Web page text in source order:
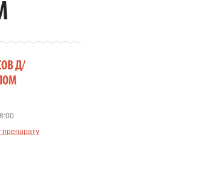
Д/
препарату